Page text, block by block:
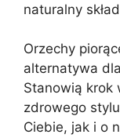
naturalny
Orzechy
alternatywa
Stanowią krok
zdrowego
Ciebie, jak i o